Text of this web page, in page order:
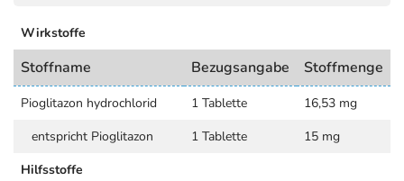
Wirkstoffe
Stoffname Bezugsangabe Stoffmenge
Pioglitazon hydrochlorid 1 Tablette
16,53 mg
entspricht Pioglitazon
1 Tablette
15 mg
Hilfsstoffe